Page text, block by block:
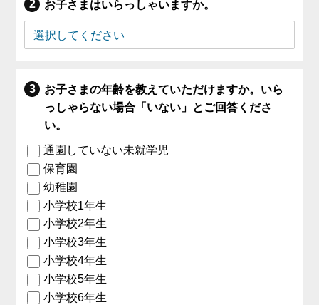
お子さまはいらっしゃいますか。
お子さまの年齢を教えていただけますか。いら
っしゃらない場合「いない」とご回答くださ
い。
通園していない未就学児
保育園
幼稚園
小学校1年生
小学校2年生
小学校3年生
小学校4年生
小学校5年生
小学校6年生